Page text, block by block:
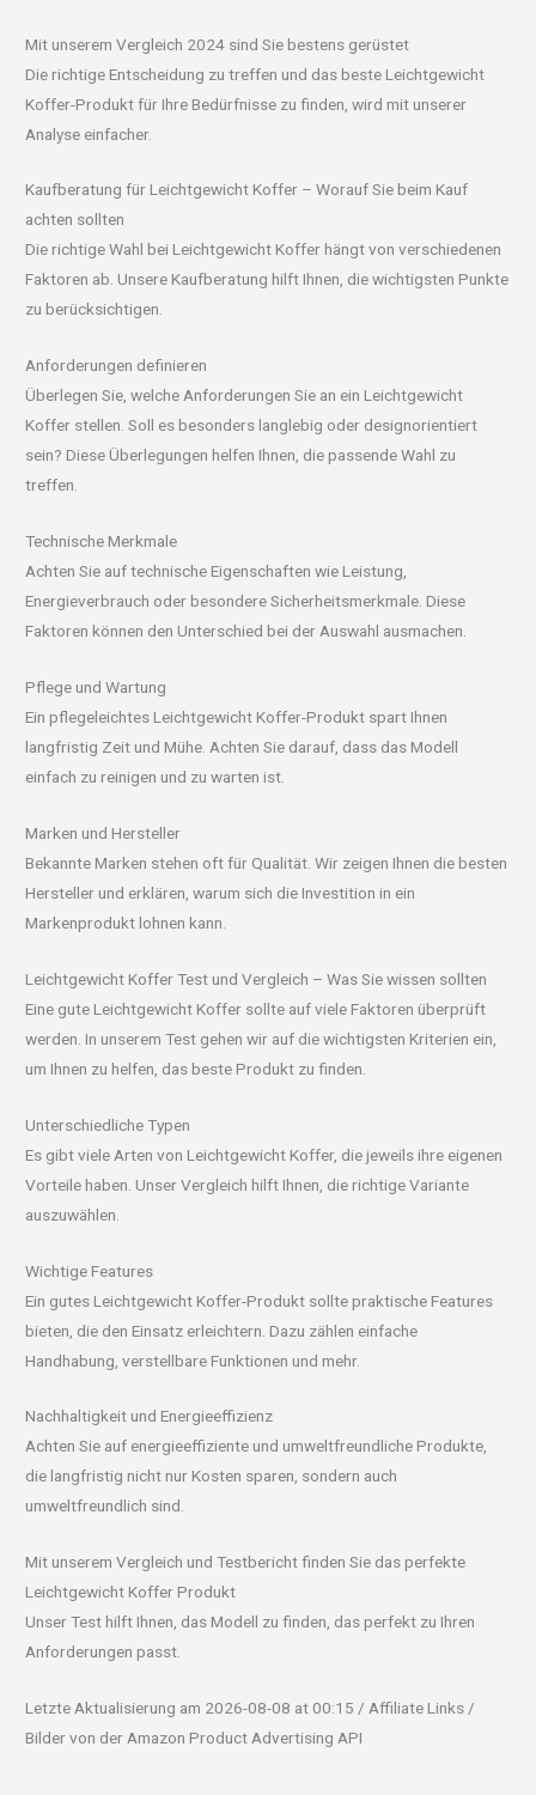
Mit unserem Vergleich 2024 sind Sie bestens gerüstet
Die richtige Entscheidung zu treffen und das beste Leichtgewicht
Koffer-Produkt für Ihre Bedürfnisse zu finden, wird mit unserer
Analyse einfacher.
Kaufberatung für Leichtgewicht Koffer – Worauf Sie beim Kauf
achten sollten
Die richtige Wahl bei Leichtgewicht Koffer hängt von verschiedenen
Faktoren ab. Unsere Kaufberatung hilft Ihnen, die wichtigsten Punkte
zu berücksichtigen.
Anforderungen definieren
Überlegen Sie, welche Anforderungen Sie an ein Leichtgewicht
Koffer stellen. Soll es besonders langlebig oder designorientiert
sein? Diese Überlegungen helfen Ihnen, die passende Wahl zu
treffen.
Technische Merkmale
Achten Sie auf technische Eigenschaften wie Leistung,
Energieverbrauch oder besondere Sicherheitsmerkmale. Diese
Faktoren können den Unterschied bei der Auswahl ausmachen.
Pflege und Wartung
Ein pflegeleichtes Leichtgewicht Koffer-Produkt spart Ihnen
langfristig Zeit und Mühe. Achten Sie darauf, dass das Modell
einfach zu reinigen und zu warten ist.
Marken und Hersteller
Bekannte Marken stehen oft für Qualität. Wir zeigen Ihnen die besten
Hersteller und erklären, warum sich die Investition in ein
Markenprodukt lohnen kann.
Leichtgewicht Koffer Test und Vergleich – Was Sie wissen sollten
Eine gute Leichtgewicht Koffer sollte auf viele Faktoren überprüft
werden. In unserem Test gehen wir auf die wichtigsten Kriterien ein,
um Ihnen zu helfen, das beste Produkt zu finden.
Unterschiedliche Typen
Es gibt viele Arten von Leichtgewicht Koffer, die jeweils ihre eigenen
Vorteile haben. Unser Vergleich hilft Ihnen, die richtige Variante
auszuwählen.
Wichtige Features
Ein gutes Leichtgewicht Koffer-Produkt sollte praktische Features
bieten, die den Einsatz erleichtern. Dazu zählen einfache
Handhabung, verstellbare Funktionen und mehr.
Nachhaltigkeit und Energieeffizienz
Achten Sie auf energieeffiziente und umweltfreundliche Produkte,
die langfristig nicht nur Kosten sparen, sondern auch
umweltfreundlich sind.
Mit unserem Vergleich und Testbericht finden Sie das perfekte
Leichtgewicht Koffer Produkt
Unser Test hilft Ihnen, das Modell zu finden, das perfekt zu Ihren
Anforderungen passt.
Letzte Aktualisierung am 2026-08-08 at 00:15 / Affiliate Links /
Bilder von der Amazon Product Advertising API